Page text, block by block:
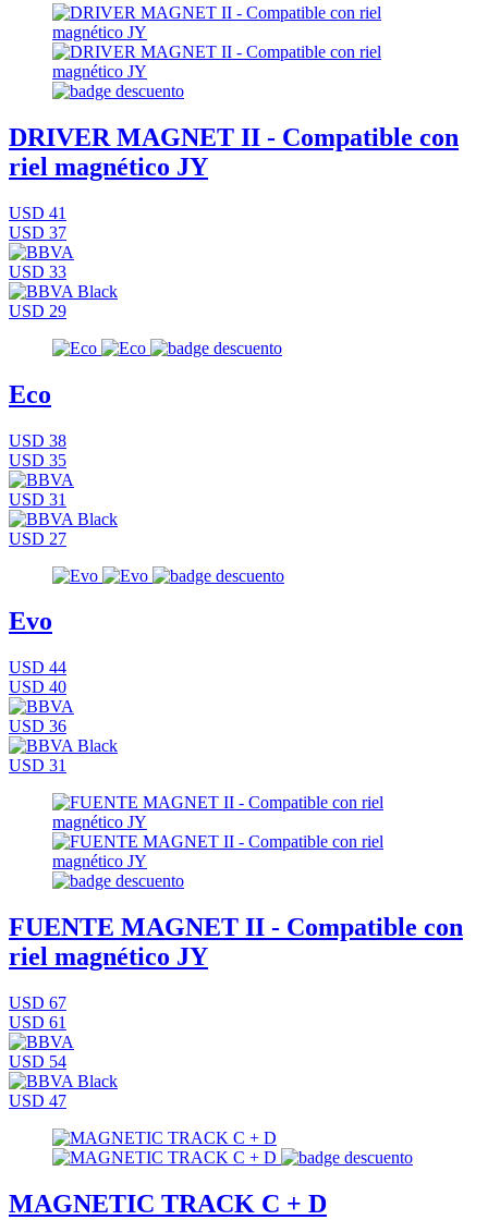
DRIVER MAGNET II - Compatible con
riel magnético JY
USD 41
USD 37
USD 33
USD 29
Eco
USD 38
USD 35
USD 31
USD 27
Evo
USD 44
USD 40
USD 36
USD 31
FUENTE MAGNET II - Compatible con
riel magnético JY
USD 67
USD 61
USD 54
USD 47
MAGNETIC TRACK C + D